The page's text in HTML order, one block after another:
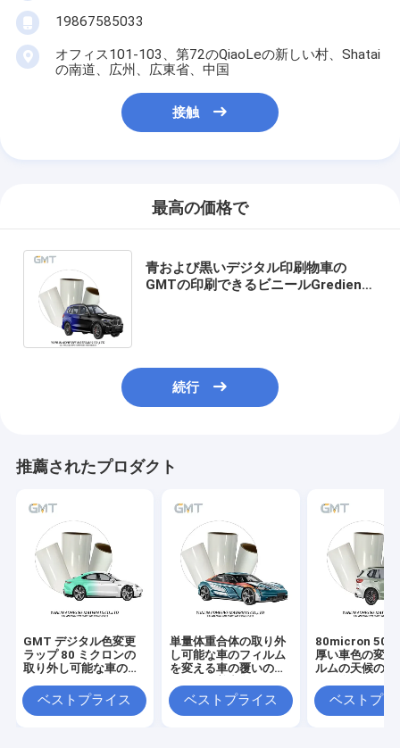
19867585033
オフィス101-103、第72のQiaoLeの新しい村、Shatai
の南道、広州、広東省、中国
接触
最高の価格で
青および黒いデジタル印刷物車の
GMTの印刷できるビニールGredient
続行
推薦されたプロダクト
GMT デジタル色変更
ラップ 80 ミクロンの
取り外し可能な車の印
ベストプライス
単量体重合体の取り外
し可能な車のフィルム
を変える車の覆いのデ
ベストプライス
80micron
厚い車色の変更
ルムの天候の抵
ベストプラ